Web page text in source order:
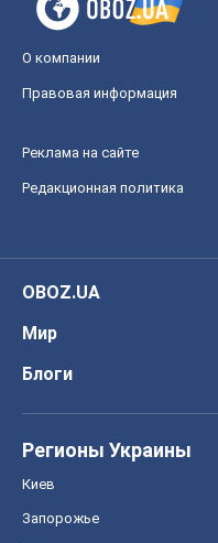
О компании
Правовая информация
Реклама на сайте
Редакционная политика
OBOZ.UA
Мир
Блоги
Регионы Украины
Киев
Запорожье